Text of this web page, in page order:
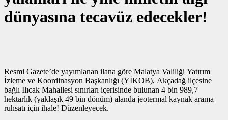
dünyasına tecavüz edecekler!
Resmi Gazete’de yayımlanan ilana göre Malatya Valiliği Yatırım
İzleme ve Koordinasyon Başkanlığı (YİKOB), Akçadağ ilçesine
bağlı Ilıcak Mahallesi sınırları içerisinde bulunan 4 bin 989,7
hektarlık (yaklaşık 49 bin dönüm) alanda jeotermal kaynak arama
ruhsatı için ihale! Düzenleyecek.